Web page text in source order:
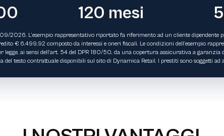
120 mesi
2026. L’esempio rappresentativo riportato fa riferimento ad un cliente dipendente
€ 6.499,92 composto da interessi e oneri fiscali. Le condizioni dell’esempio
legge, ai sensi dell’art. 54 del DPR 180/50, da una copertura assicurativa a
testo contrattuale disponibili sul sito di Dynamica Retail. I prestiti sono soggetti ad